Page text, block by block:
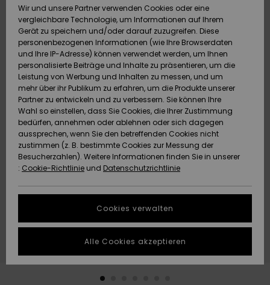
Schuhe&
Flip-Flops
Surf
Snow
Brandneu
Highlights
Schuhe&
Flip-Flops
Surf
Snow
Brandneu
Highlights
Highlights
Snow
SURF
Highlights
Community
SNOW
Snow Shop
Damen
Highlights
Community
DOPPELTER
RABATT
Outlet
Frauen
HILFE & KONTAKT
Retouren
Bezahlung
Geschenkkarte
Quiksilver
Freedom
Datenschutz
Starten Sie eine
Unterhaltung,
schnellste
Antwort auf Ihre
Frage zu
NACHHALTIGKEIT
WUNSCHLISTE
Wir und unsere Partner verwenden Cookies oder eine
vergleichbare Technologie, um Informationen auf Ihrem
Gerät zu speichern und/oder darauf zuzugreifen. Diese
personenbezogenen Informationen (wie Ihre Browserdaten
und Ihre IP-Adresse) können verwendet werden, um Ihnen
personalisierte Beiträge und Inhalte zu präsentieren, um die
Leistung von Werbung und Inhalten zu messen, und um
mehr über ihr Publikum zu erfahren, um die Produkte unserer
Partner zu entwickeln und zu verbessern. Sie können Ihre
Wahl so einstellen, dass Sie Cookies, die Ihrer Zustimmung
bedürfen, annehmen oder ablehnen oder sich dagegen
aussprechen, wenn Sie den betreffenden Cookies nicht
zustimmen (z. B. bestimmte Cookies zur Messung der
Besucherzahlen). Weitere Informationen finden Sie in unserer
: Cookie-Richtlinie und Datenschutzrichtlinie
Cookies verwalten
Alle Cookies akzeptieren